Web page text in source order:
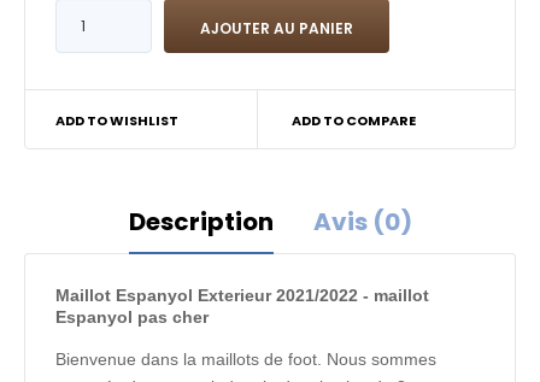
ADD TO WISHLIST ADD TO COMPARE
Description Avis (0)
Maillot Espanyol Exterieur 2021/2022 - maillot
Espanyol pas cher
Bienvenue dans la maillots de foot. Nous sommes